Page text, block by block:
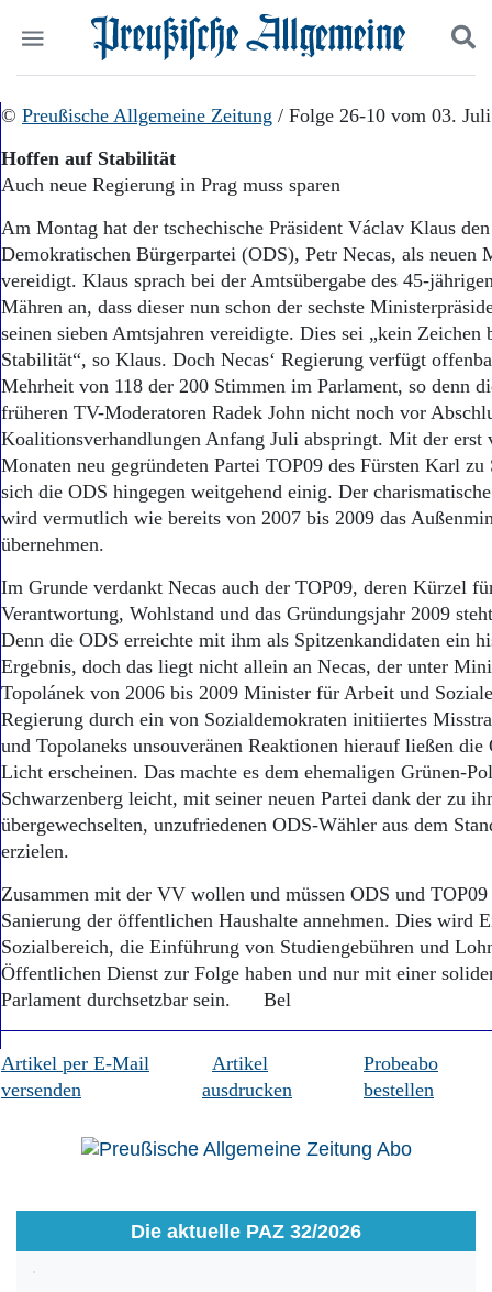
Start
Wer wir sind
Aktuelle Ausgabe
Abonnenten-Login
Archiv
Mediadaten
Politik
Panorama
Leben
Geschichte
Ostpreußen
Pommern
Berlin-Brandenburg
Schlesien
Danzig und Westpreußen
Bücher
Kontakt
Impressum
Datenschutz
Suchen und finden
© Preußische Allgemeine Zeitung / Folge 26-10 vom 03.
Hoffen auf Stabilität
Auch neue Regierung in Prag muss sparen
Am Montag hat der tschechische Präsident Václav Klaus
Demokratischen Bürgerpartei (ODS), Petr Necas, als neuen
vereidigt. Klaus sprach bei der Amtsübergabe des 45-
Mähren an, dass dieser nun schon der sechste
seinen sieben Amtsjahren vereidigte. Dies sei „kein Zeichen
Stabilität“, so Klaus. Doch Necas‘ Regierung verfügt
Mehrheit von 118 der 200 Stimmen im Parlament, so denn
früheren TV-Moderatoren Radek John nicht noch vor
Koalitionsverhandlungen Anfang Juli abspringt. Mit der erst
Monaten neu gegründeten Partei TOP09 des Fürsten Karl zu
sich die ODS hingegen weitgehend einig. Der
wird vermutlich wie bereits von 2007 bis 2009 das
übernehmen.
Im Grunde verdankt Necas auch der TOP09, deren Kürzel
Verantwortung, Wohlstand und das Gründungsjahr 2009
Denn die ODS erreichte mit ihm als Spitzenkandidaten ein
Ergebnis, doch das liegt nicht allein an Necas, der unter
Topolánek von 2006 bis 2009 Minister für Arbeit und
Regierung durch ein von Sozialdemokraten initiiertes
und Topolaneks unsouveränen Reaktionen hierauf ließen
Licht erscheinen. Das machte es dem ehemaligen Grünen-
Schwarzenberg leicht, mit seiner neuen Partei dank der zu
übergewechselten, unzufriedenen ODS-Wähler aus dem
erzielen.
Zusammen mit der VV wollen und müssen ODS und
Sanierung der öffentlichen Haushalte annehmen. Dies wird
Sozialbereich, die Einführung von Studiengebühren und
Öffentlichen Dienst zur Folge haben und nur mit einer
Parlament durchsetzbar sein. Bel
Artikel per E-Mail
versenden
Artikel
ausdrucken
Probeabo
bestellen
Die aktuelle PAZ 32/2026